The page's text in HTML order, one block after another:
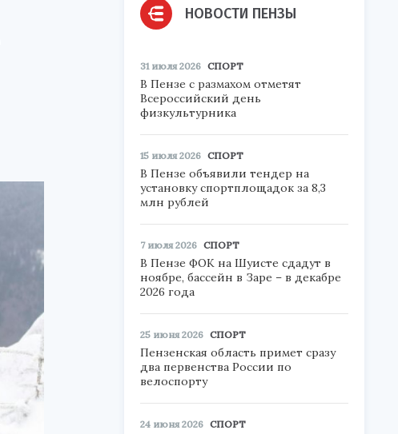
НОВОСТИ ПЕНЗЫ
31 июля 2026 СПОРТ
В Пензе с размахом отметят
Всероссийский день
физкультурника
15 июля 2026 СПОРТ
В Пензе объявили тендер на
установку спортплощадок за 8,3
млн рублей
7 июля 2026 СПОРТ
В Пензе ФОК на Шуисте сдадут в
ноябре, бассейн в Заре – в декабре
2026 года
25 июня 2026 СПОРТ
Пензенская область примет сразу
два первенства России по
велоспорту
24 июня 2026 СПОРТ